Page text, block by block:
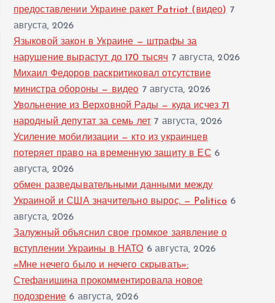
предоставлении Украине ракет Patriot (видео) 7
августа, 2026
Языковой закон в Украине — штрафы за
нарушение вырастут до 170 тысяч 7 августа, 2026
Михаил Федоров раскритиковал отсутствие
министра обороны — видео 7 августа, 2026
Увольнение из Верховной Рады — куда исчез 71
народный депутат за семь лет 7 августа, 2026
Усиление мобилизации — кто из украинцев
потеряет право на временную защиту в ЕС 6
августа, 2026
обмен разведывательными данными между
Украиной и США значительно вырос, — Politico 6
августа, 2026
Залужный объяснил свое громкое заявление о
вступлении Украины в НАТО 6 августа, 2026
«Мне нечего было и нечего скрывать»:
Стефанишина прокомментировала новое
подозрение 6 августа, 2026